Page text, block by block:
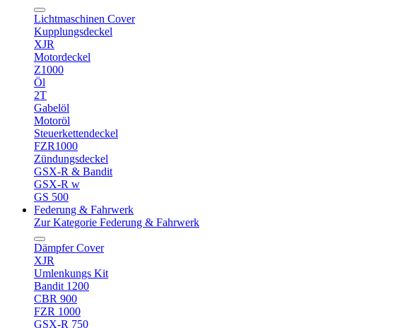
Lichtmaschinen Cover
Kupplungsdeckel
XJR
Motordeckel
Z1000
Öl
2T
Gabelöl
Motoröl
Steuerkettendeckel
FZR1000
Zündungsdeckel
GSX-R & Bandit
GSX-R w
GS 500
Federung & Fahrwerk
Zur Kategorie Federung & Fahrwerk
Dämpfer Cover
XJR
Umlenkungs Kit
Bandit 1200
CBR 900
FZR 1000
GSX-R 750